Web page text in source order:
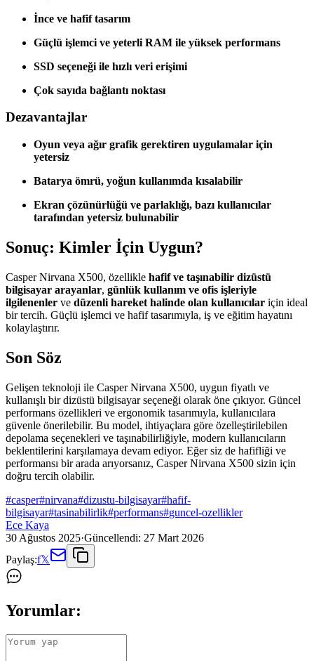
İnce ve hafif tasarım
Güçlü işlemci ve yeterli RAM ile yüksek performans
SSD seçeneği ile hızlı veri erişimi
Çok sayıda bağlantı noktası
Dezavantajlar
Oyun veya ağır grafik gerektiren uygulamalar için
yetersiz
Batarya ömrü, yoğun kullanımda kısalabilir
Ekran çözünürlüğü ve parlaklığı, bazı kullanıcılar
tarafından yetersiz bulunabilir
Sonuç: Kimler İçin Uygun?
Casper Nirvana X500, özellikle hafif ve taşınabilir dizüstü
bilgisayar arayanlar, günlük kullanım ve ofis işleriyle
ilgilenenler ve düzenli hareket halinde olan kullanıcılar için ideal
bir tercih. Güçlü işlemci ve hafif tasarımıyla, iş ve eğitim hayatını
kolaylaştırır.
Son Söz
Gelişen teknoloji ile Casper Nirvana X500, uygun fiyatlı ve
kullanışlı bir dizüstü bilgisayar seçeneği olarak öne çıkıyor. Güncel
performans özellikleri ve ergonomik tasarımıyla, kullanıcılara
güvenle önerilebilir. Bu model, ihtiyaçlara göre özelleştirilebilen
depolama seçenekleri ve taşınabilirliğiyle, modern kullanıcıların
beklentilerini karşılamaya devam ediyor. Eğer siz de hafifliği ve
performansı bir arada arıyorsanız, Casper Nirvana X500 sizin için
doğru tercih olabilir.
#casper#nirvana#dizustu-bilgisayar#hafif-
bilgisayar#tasinabilirlik#performans#guncel-ozellikler
Ece Kaya
30 Ağustos 2025·Güncellendi: 27 Mart 2026
Paylaş:f𝕏
Yorumlar: